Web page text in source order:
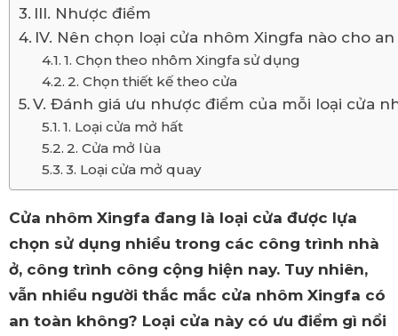
III. Nhược điểm
IV. Nên chọn loại cửa nhôm Xingfa nào cho
1. Chọn theo nhôm Xingfa sử dụng
2. Chọn thiết kế theo cửa
V. Đánh giá ưu nhược điểm của mỗi loại cửa
1. Loại cửa mở hất
2. Cửa mở lùa
3. Loại cửa mở quay
Cửa nhôm Xingfa đang là loại cửa được lựa
chọn sử dụng nhiều trong các công trình nhà
ở, công trình công cộng hiện nay. Tuy nhiên,
vẫn nhiều người thắc mắc cửa nhôm Xingfa có
an toàn không? Loại cửa này có ưu điểm gì nổi